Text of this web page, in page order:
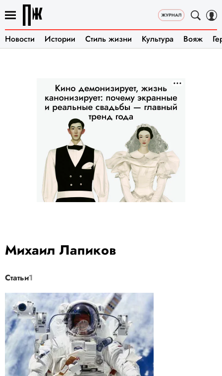
Новости Истории Стиль жизни Культура Вояж
Михаил Лапиков
Статьи1